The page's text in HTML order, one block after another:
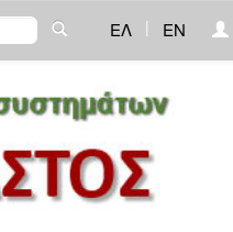
ΕΛ | EN